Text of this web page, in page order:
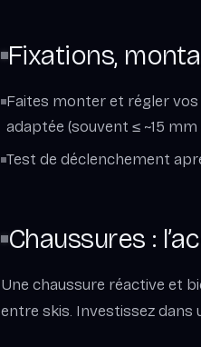
Fixations,
Faites monter et régler vos
adaptée (souvent ≤ ~15
Test de déclenchement
Chaussures :
Une chaussure réactive et
entre skis. Investissez